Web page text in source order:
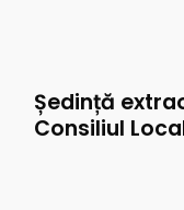
Ședință
Consiliul